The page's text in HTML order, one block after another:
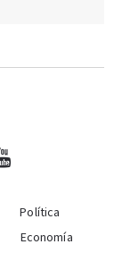
Política
Economía